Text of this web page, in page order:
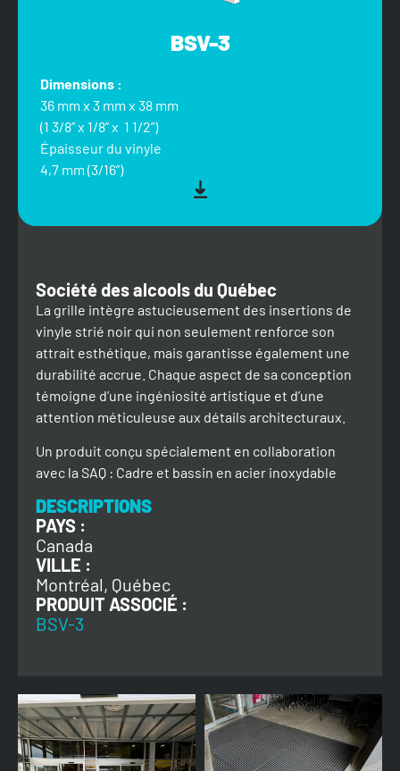
BSV-3
Dimensions :
36 mm x 3 mm x 38 mm
(1 3/8” x 1/8” x 1 1/2”)
Épaisseur du vinyle
4,7 mm (3/16”)
Société des alcools du Québec
La grille intègre astucieusement des insertions de
vinyle strié noir qui non seulement renforce son
attrait esthétique, mais garantisse également une
durabilité accrue. Chaque aspect de sa conception
témoigne d’une ingéniosité artistique et d’une
attention méticuleuse aux détails architecturaux.
Un produit conçu spécialement en collaboration
avec la SAQ : Cadre et bassin en acier inoxydable
DESCRIPTIONS
PAYS :
Canada
VILLE :
Montréal, Québec
PRODUIT ASSOCIÉ :
BSV-3